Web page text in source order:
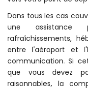
Dans tous les cas
une assistance
rafraîchissements,
entre l'aéroport et
communication. Si
que vous devez
raisonnables, la